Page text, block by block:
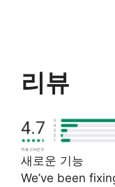
리뷰
새로운 기능
We’ve been